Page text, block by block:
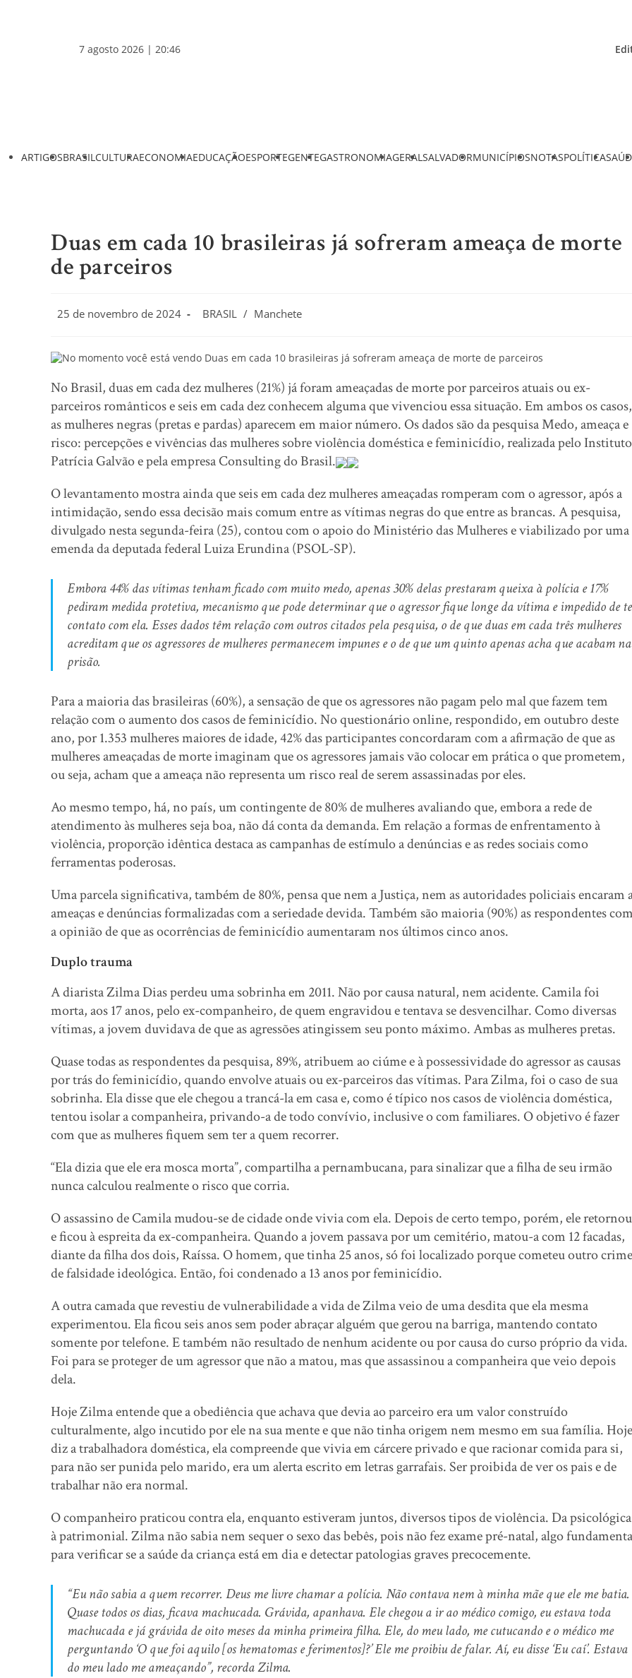
7 agosto 2026 | 20:46
ARTIGOSBRASILCULTURAECONOMIAEDUCAÇÃOESPORTEGENTEGASTRONOMIAGERALSALVADORMUNICÍPIOSNOTASPOLÍTICA
Duas em cada 10 brasileiras já sofreram ameaça de morte
de parceiros
25 de novembro de 2024 BRASIL / Manchete
No Brasil, duas em cada dez mulheres (21%) já foram ameaçadas de morte por parceiros atuais ou ex-
parceiros românticos e seis em cada dez conhecem alguma que vivenciou essa situação. Em ambos os casos,
as mulheres negras (pretas e pardas) aparecem em maior número. Os dados são da pesquisa Medo, ameaça e
risco: percepções e vivências das mulheres sobre violência doméstica e feminicídio, realizada pelo Instituto
Patrícia Galvão e pela empresa Consulting do Brasil.
O levantamento mostra ainda que seis em cada dez mulheres ameaçadas romperam com o agressor, após a
intimidação, sendo essa decisão mais comum entre as vítimas negras do que entre as brancas. A pesquisa,
divulgado nesta segunda-feira (25), contou com o apoio do Ministério das Mulheres e viabilizado por uma
emenda da deputada federal Luiza Erundina (PSOL-SP).
Embora 44% das vítimas tenham ficado com muito medo, apenas 30% delas prestaram queixa à polícia e 17%
pediram medida protetiva, mecanismo que pode determinar que o agressor fique longe da vítima e impedido de
contato com ela. Esses dados têm relação com outros citados pela pesquisa, o de que duas em cada três mulheres
acreditam que os agressores de mulheres permanecem impunes e o de que um quinto apenas acha que acabam na
prisão.
Para a maioria das brasileiras (60%), a sensação de que os agressores não pagam pelo mal que fazem tem
relação com o aumento dos casos de feminicídio. No questionário online, respondido, em outubro deste
ano, por 1.353 mulheres maiores de idade, 42% das participantes concordaram com a afirmação de que as
mulheres ameaçadas de morte imaginam que os agressores jamais vão colocar em prática o que prometem,
ou seja, acham que a ameaça não representa um risco real de serem assassinadas por eles.
Ao mesmo tempo, há, no país, um contingente de 80% de mulheres avaliando que, embora a rede de
atendimento às mulheres seja boa, não dá conta da demanda. Em relação a formas de enfrentamento à
violência, proporção idêntica destaca as campanhas de estímulo a denúncias e as redes sociais como
ferramentas poderosas.
Uma parcela significativa, também de 80%, pensa que nem a Justiça, nem as autoridades policiais encaram
ameaças e denúncias formalizadas com a seriedade devida. Também são maioria (90%) as respondentes
a opinião de que as ocorrências de feminicídio aumentaram nos últimos cinco anos.
Duplo trauma
A diarista Zilma Dias perdeu uma sobrinha em 2011. Não por causa natural, nem acidente. Camila foi
morta, aos 17 anos, pelo ex-companheiro, de quem engravidou e tentava se desvencilhar. Como diversas
vítimas, a jovem duvidava de que as agressões atingissem seu ponto máximo. Ambas as mulheres pretas.
Quase todas as respondentes da pesquisa, 89%, atribuem ao ciúme e à possessividade do agressor as causas
por trás do feminicídio, quando envolve atuais ou ex-parceiros das vítimas. Para Zilma, foi o caso de sua
sobrinha. Ela disse que ele chegou a trancá-la em casa e, como é típico nos casos de violência doméstica,
tentou isolar a companheira, privando-a de todo convívio, inclusive o com familiares. O objetivo é fazer
com que as mulheres fiquem sem ter a quem recorrer.
“Ela dizia que ele era mosca morta”, compartilha a pernambucana, para sinalizar que a filha de seu irmão
nunca calculou realmente o risco que corria.
O assassino de Camila mudou-se de cidade onde vivia com ela. Depois de certo tempo, porém, ele retornou
e ficou à espreita da ex-companheira. Quando a jovem passava por um cemitério, matou-a com 12 facadas,
diante da filha dos dois, Raíssa. O homem, que tinha 25 anos, só foi localizado porque cometeu outro
de falsidade ideológica. Então, foi condenado a 13 anos por feminicídio.
A outra camada que revestiu de vulnerabilidade a vida de Zilma veio de uma desdita que ela mesma
experimentou. Ela ficou seis anos sem poder abraçar alguém que gerou na barriga, mantendo contato
somente por telefone. E também não resultado de nenhum acidente ou por causa do curso próprio da vida.
Foi para se proteger de um agressor que não a matou, mas que assassinou a companheira que veio depois
dela.
Hoje Zilma entende que a obediência que achava que devia ao parceiro era um valor construído
culturalmente, algo incutido por ele na sua mente e que não tinha origem nem mesmo em sua família.
diz a trabalhadora doméstica, ela compreende que vivia em cárcere privado e que racionar comida para si,
para não ser punida pelo marido, era um alerta escrito em letras garrafais. Ser proibida de ver os pais e de
trabalhar não era normal.
O companheiro praticou contra ela, enquanto estiveram juntos, diversos tipos de violência. Da psicológica
à patrimonial. Zilma não sabia nem sequer o sexo das bebês, pois não fez exame pré-natal, algo
para verificar se a saúde da criança está em dia e detectar patologias graves precocemente.
“Eu não sabia a quem recorrer. Deus me livre chamar a polícia. Não contava nem à minha mãe que ele me batia.
Quase todos os dias, ficava machucada. Grávida, apanhava. Ele chegou a ir ao médico comigo, eu estava toda
machucada e já grávida de oito meses da minha primeira filha. Ele, do meu lado, me cutucando e o médico me
perguntando ‘O que foi aquilo [os hematomas e ferimentos]?’ Ele me proibiu de falar. Aí, eu disse ‘Eu caí’. Estava
do meu lado me ameaçando”, recorda Zilma.